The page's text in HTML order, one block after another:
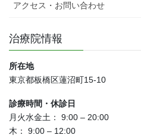
アクセス・お問い合わせ
治療院情報
所在地
東京都板橋区蓮沼町15-10
診療時間・休診日
月火水金土： 9:00 – 20:00
木： 9:00 – 12:00